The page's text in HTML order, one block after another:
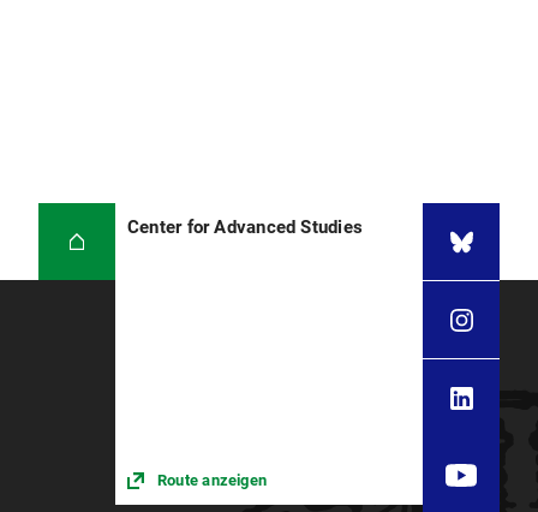
Center for Advanced Studies
Route anzeigen